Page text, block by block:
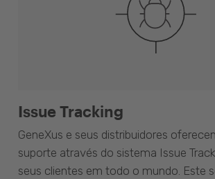
Issue Tracking
GeneXus e seus distribuidores
suporte através do sistema Issue
seus clientes em todo o mundo. Este